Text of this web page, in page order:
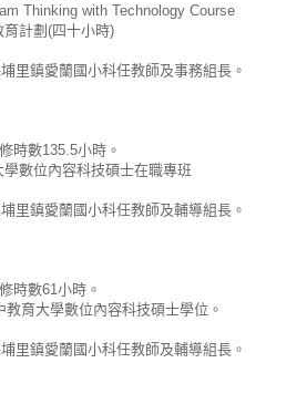
Thinking with Technology Course
計劃(四十小時)
里鎮愛蘭國小科任教師及事務組長。
時數135.5小時。
數位內容科技碩士在職專班
里鎮愛蘭國小科任教師及輔導組長。
時數61小時。
教育大學數位內容科技碩士學位。
里鎮愛蘭國小科任教師及輔導組長。